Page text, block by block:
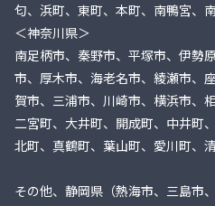
匂、浜町、東町、本町、南鴨宮、
＜神奈川県＞
南足柄市、秦野市、平塚市、伊勢
市、厚木市、海老名市、綾瀬市、
賀市、三浦市、川崎市、横浜市、
二宮町、大井町、開成町、中井町
北町、真鶴町、葉山町、愛川町、
その他、静岡県（熱海市、三島市